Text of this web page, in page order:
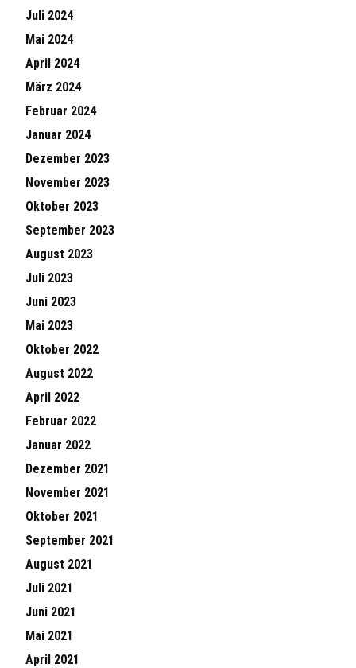
Juli 2024
Mai 2024
April 2024
März 2024
Februar 2024
Januar 2024
Dezember 2023
November 2023
Oktober 2023
September 2023
August 2023
Juli 2023
Juni 2023
Mai 2023
Oktober 2022
August 2022
April 2022
Februar 2022
Januar 2022
Dezember 2021
November 2021
Oktober 2021
September 2021
August 2021
Juli 2021
Juni 2021
Mai 2021
April 2021